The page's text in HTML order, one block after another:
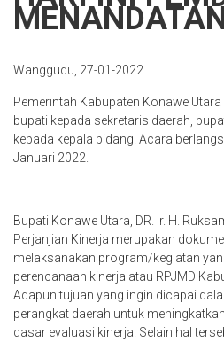
Wanggudu, 27-01-2022
Pemerintah Kabupaten Konawe
bupati kepada sekretaris daerah,
kepada kepala bidang. Acara
Januari 2022.
Bupati Konawe Utara, DR. Ir. H.
Perjanjian Kinerja merupakan
melaksanakan program/kegiatan
perencanaan kinerja atau RPJMD
Adapun tujuan yang ingin dicapai
perangkat daerah untuk
dasar evaluasi kinerja. Selain hal